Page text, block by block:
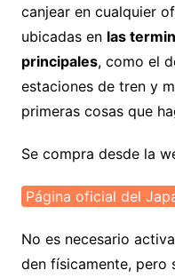
canjear en cualquier
ubicadas en las
principales, como el
estaciones de tren y
primeras cosas que
Se compra desde la
Página oficial del
No es necesario
den físicamente, pero